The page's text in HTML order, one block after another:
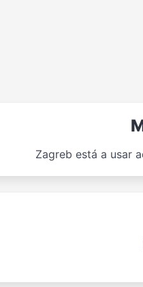
Zagreb está a usar